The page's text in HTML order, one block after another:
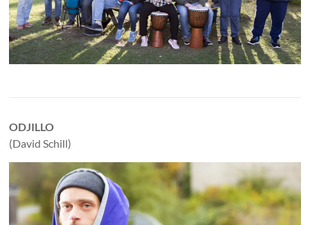
ODJILLO
(David Schill)